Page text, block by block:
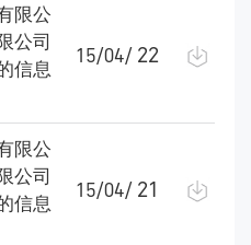
限公
公司
信息
15/04/ 22
限公
公司
信息
15/04/ 21